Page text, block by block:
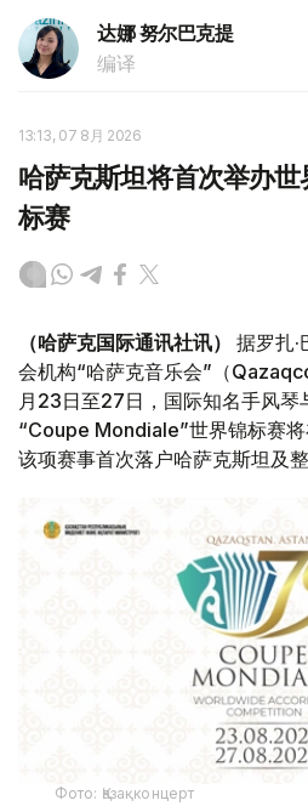
达娜 努尔巴克提
编译
13:13, 07 8月 2026
哈萨克斯坦将首次举办
标赛
（哈萨克国际通讯社讯）
据罗扎
会机构“哈萨克音乐会”（
月23日至27日，国际知名手风
“Coupe Mondiale”世界锦标赛
该项赛事首次落户哈萨克斯坦及整
Фото: Қазақконцерт